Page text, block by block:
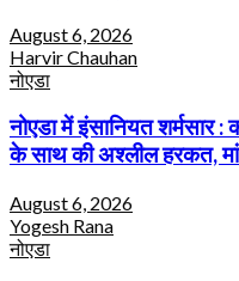
August 6, 2026
Harvir Chauhan
नोएडा
नोएडा में इंसानियत शर्मसार
के साथ की अश्लील हरकत,
August 6, 2026
Yogesh Rana
नोएडा